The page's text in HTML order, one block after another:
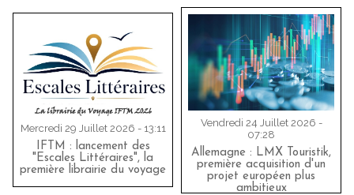
Mercredi 29 Juillet 2026 - 13:11
IFTM : lancement des
"Escales Littéraires", la
première librairie du voyage
Vendredi 24 Juillet 2026 -
07:28
Allemagne : LMX Touristik,
première acquisition d'un
projet européen plus
ambitieux